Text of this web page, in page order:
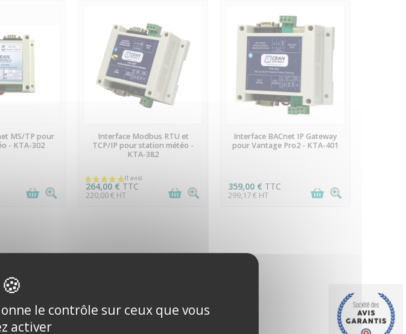
MS/TP pour
- KTA-302
EN STOCK
Interface Modbus RTU et
TCP/IP pour station météo -
KTA-382
264,00 € TTC
220,00 € HT
DERNIERS ARTICLES EN STOCK
Interface BACnet IP Gateway
pour Vantage Pro2 - KTA-401
359,00 € TTC
299,17 € HT
le contrôle sur ceux que vous
activer